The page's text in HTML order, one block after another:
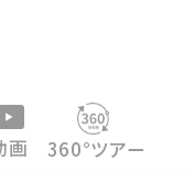
画 360°ツアー